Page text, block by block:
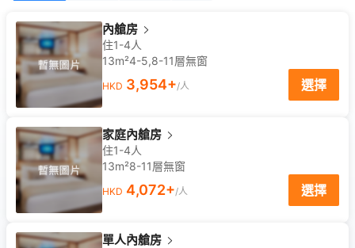
內艙房
住1-4人
13m²4-5,8-11層無窗
HKD 3,954+/人 選擇
家庭內艙房
住1-4人
13m²8-11層無窗
HKD 4,072+/人 選擇
單人內艙房